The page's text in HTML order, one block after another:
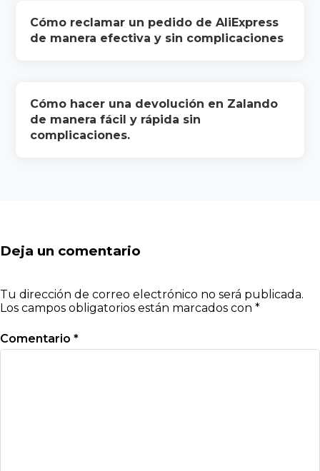
Cómo reclamar un pedido de AliExpress
de manera efectiva y sin complicaciones
Cómo hacer una devolución en Zalando
de manera fácil y rápida sin
complicaciones.
Deja un comentario
Tu dirección de correo electrónico no será publicada.
Los campos obligatorios están marcados con *
Comentario *